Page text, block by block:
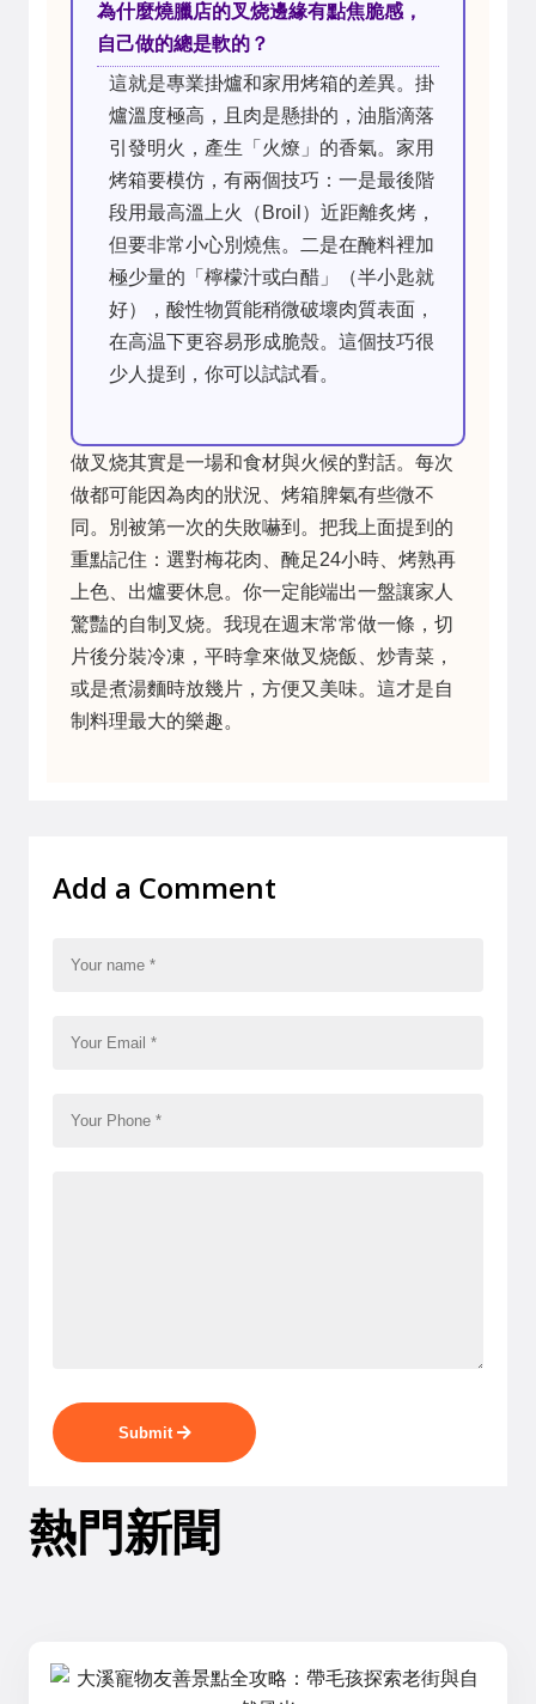
為什麼燒臘店的叉烧邊緣有點焦脆感，
自己做的總是軟的？
這就是專業掛爐和家用烤箱的差異。掛
爐溫度極高，且肉是懸掛的，油脂滴落
引發明火，產生「火燎」的香氣。家用
烤箱要模仿，有兩個技巧：一是最後階
段用最高溫上火（Broil）近距離炙烤，
但要非常小心別燒焦。二是在醃料裡加
極少量的「檸檬汁或白醋」（半小匙就
好），酸性物質能稍微破壞肉質表面，
在高温下更容易形成脆殼。這個技巧很
少人提到，你可以試試看。
做叉烧其實是一場和食材與火候的對話。每次
做都可能因為肉的狀況、烤箱脾氣有些微不
同。別被第一次的失敗嚇到。把我上面提到的
重點記住：選對梅花肉、醃足24小時、烤熟再
上色、出爐要休息。你一定能端出一盤讓家人
驚豔的自制叉烧。我現在週末常常做一條，切
片後分裝冷凍，平時拿來做叉烧飯、炒青菜，
或是煮湯麵時放幾片，方便又美味。這才是自
制料理最大的樂趣。
Add a Comment
Submit
熱門新聞